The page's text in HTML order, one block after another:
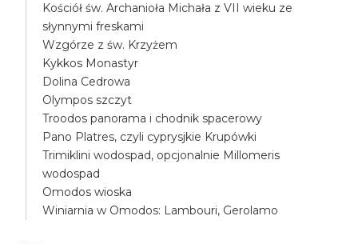
Kościół św. Archanioła Michała z VII wieku ze
słynnymi freskami
Wzgórze z św. Krzyżem
Kykkos Monastyr
Dolina Cedrowa
Olympos szczyt
Troodos panorama i chodnik spacerowy
Pano Platres, czyli cyprysjkie Krupówki
Trimiklini wodospad, opcjonalnie Millomeris
wodospad
Omodos wioska
Winiarnia w Omodos: Lambouri, Gerolamo